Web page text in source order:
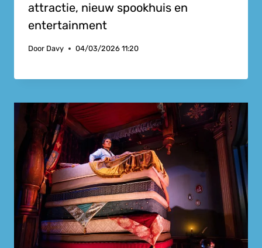
attractie, nieuw spookhuis en
entertainment
Door Davy 04/03/2026 11:20